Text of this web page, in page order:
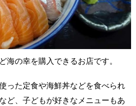
海の幸を購入できるお店です。
った定食や海鮮丼などを食べられ
ど、子どもが好きなメニューもあ